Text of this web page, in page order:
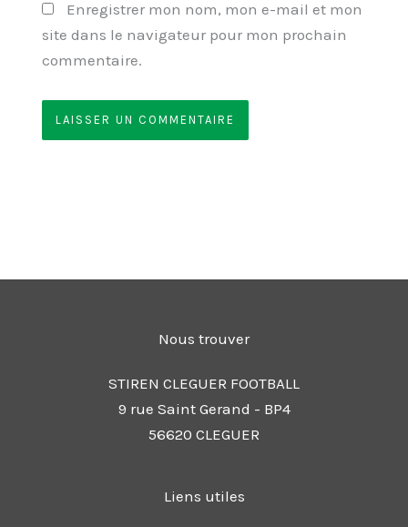
Enregistrer mon nom, mon e-mail et mon
site dans le navigateur pour mon prochain
commentaire.
Nous trouver
STIREN CLEGUER FOOTBALL
9 rue Saint Gerand - BP4
56620 CLEGUER
Liens utiles